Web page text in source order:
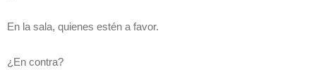
En la sala, quienes estén a favor.
¿En contra?